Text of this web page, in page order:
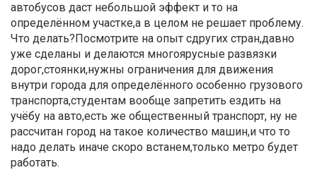
автобусов даст небольшой эффект и то на
определённом участке,а в целом не решает проблему.
Что делать?Посмотрите на опыт сдругих стран,давно
уже сделаны и делаются многоярусные развязки
дорог,стоянки,нужны ограничения для движения
внутри города для определённого особенно грузового
транспорта,студентам вообще запретить ездить на
учёбу на авто,есть же общественный транспорт, ну не
рассчитан город на такое количество машин,и что то
надо делать иначе скоро встанем,только метро будет
работать.